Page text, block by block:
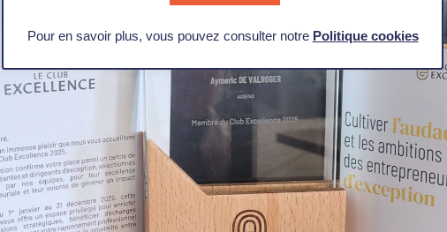
Pour en savoir plus, vous pouvez consulter notre Politique cookies